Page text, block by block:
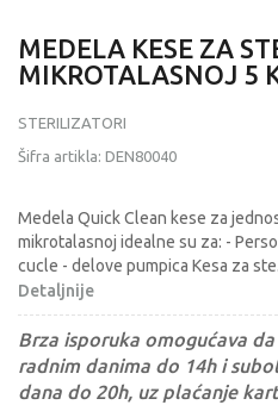
MEDELA KESE ZA
MIKROTALASNOJ 5
STERILIZATORI
Šifra artikla: DEN80040
Medela Quick Clean kese za
mikrotalasnoj idealne su za: -
cucle - delove pumpica Kesa za ste
Detaljnije
Brza isporuka omogućava
radnim danima do 14h i
dana do 20h, uz plaćanje